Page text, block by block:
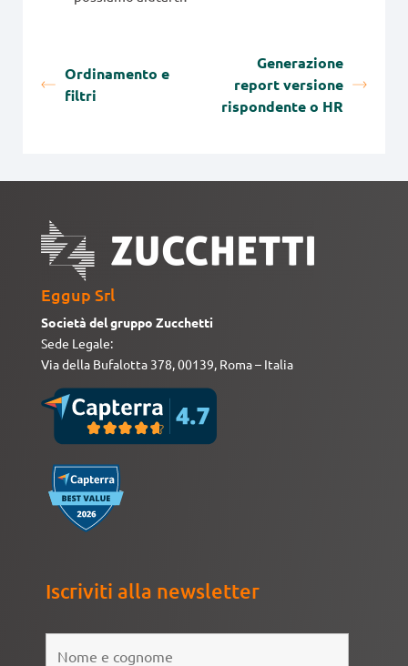
Ordinamento e
filtri
Generazione
report versione
rispondente o HR
Eggup Srl
Società del gruppo Zucchetti
Sede Legale:
Via della Bufalotta 378, 00139, Roma – Italia
Iscriviti alla newsletter